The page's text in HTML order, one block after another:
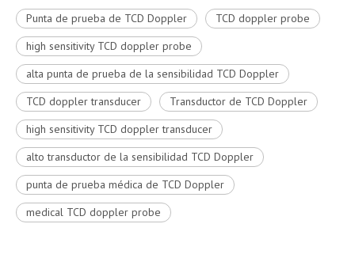
Punta de prueba de TCD Doppler
TCD doppler probe
high sensitivity TCD doppler probe
alta punta de prueba de la sensibilidad TCD Doppler
TCD doppler transducer
Transductor de TCD Doppler
high sensitivity TCD doppler transducer
alto transductor de la sensibilidad TCD Doppler
punta de prueba médica de TCD Doppler
medical TCD doppler probe